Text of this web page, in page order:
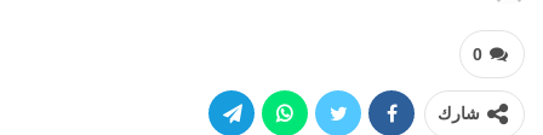
0
شارك